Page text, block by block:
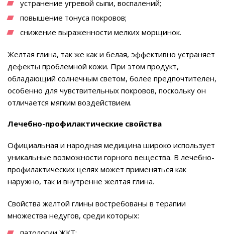
устранение угревой сыпи, воспалений;
повышение тонуса покровов;
снижение выраженности мелких морщинок.
Желтая глина, так же как и белая, эффективно устраняет
дефекты проблемной кожи. При этом продукт,
обладающий солнечным светом, более предпочтителен,
особенно для чувствительных покровов, поскольку он
отличается мягким воздействием.
Лечебно-профилактические свойства
Официальная и народная медицина широко использует
уникальные возможности горного вещества. В лечебно-
профилактических целях может применяться как
наружно, так и внутренне желтая глина.
Свойства желтой глины востребованы в терапии
множества недугов, среди которых: